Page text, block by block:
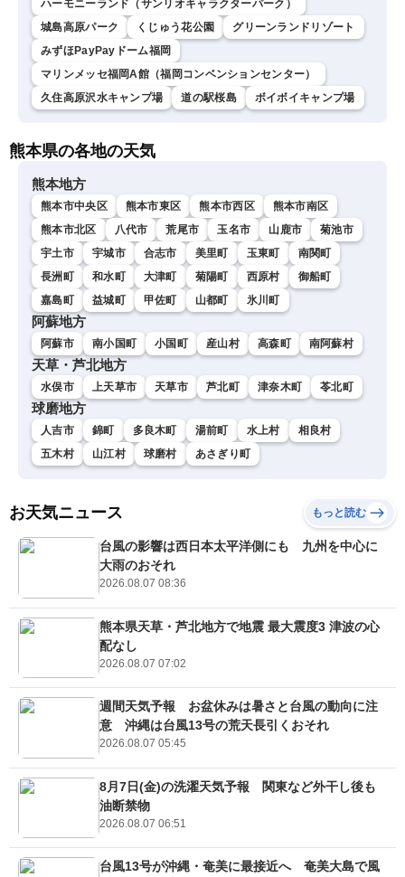
ハーモニーランド（サンリオキャラクターパーク）
城島高原パーク
くじゅう花公園
グリーンランドリゾート
みずほPayPayドーム福岡
マリンメッセ福岡A館（福岡コンベンションセンター）
久住高原沢水キャンプ場
道の駅桜島 ボイボイキャンプ場
熊本県の各地の天気
熊本地方
熊本市中央区 熊本市東区 熊本市西区
熊本市南区
熊本市北区
八代市 荒尾市 玉名市 山鹿市
菊池市
宇土市
宇城市 合志市 美里町 玉東町
南関町
長洲町
和水町 大津町 菊陽町 西原村
御船町
嘉島町
益城町 甲佐町 山都町 氷川町
阿蘇地方
阿蘇市 南小国町 小国町 産山村 高森町 南阿蘇村
天草・芦北地方
水俣市 上天草市 天草市 芦北町 津奈木町 苓北町
球磨地方
人吉市 錦町 多良木町 湯前町 水上村
相良村
五木村
山江村 球磨村 あさぎり町
お天気ニュース もっと読む
台風の影響は西日本太平洋側にも 九州を中心に
大雨のおそれ
2026.08.07 08:36
熊本県天草・芦北地方で地震 最大震度3 津波の心
配なし
2026.08.07 07:02
週間天気予報 お盆休みは暑さと台風の動向に注
意 沖縄は台風13号の荒天長引くおそれ
2026.08.07 05:45
8月7日(金)の洗濯天気予報 関東など外干し後も
油断禁物
2026.08.07 06:51
台風13号が沖縄・奄美に最接近へ 奄美大島で風